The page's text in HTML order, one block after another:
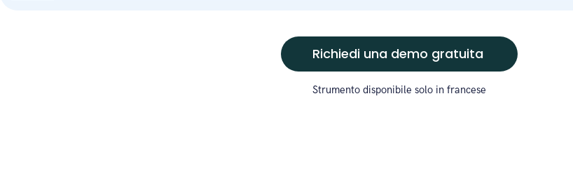
Richiedi una demo gratuita
Strumento disponibile solo in francese